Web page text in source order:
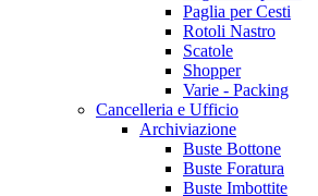
Paglia per Cesti
Rotoli Nastro
Scatole
Shopper
Varie - Packing
Cancelleria e Ufficio
Archiviazione
Buste Bottone
Buste Foratura
Buste Imbottite